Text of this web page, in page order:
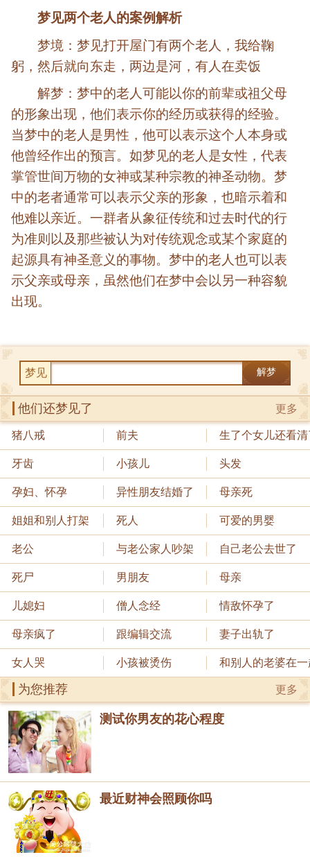
梦见两个老人的案例解析
梦境：梦见打开屋门有两个老人，我给鞠
躬，然后就向东走，两边是河，有人在卖饭
解梦：梦中的老人可能以你的前辈或祖父母
的形象出现，他们表示你的经历或获得的经验。
当梦中的老人是男性，他可以表示这个人本身或
他曾经作出的预言。如梦见的老人是女性，代表
掌管世间万物的女神或某种宗教的神圣动物。梦
中的老者通常可以表示父亲的形象，也暗示着和
他难以亲近。一群者从象征传统和过去时代的行
为准则以及那些被认为对传统观念或某个家庭的
起源具有神圣意义的事物。梦中的老人也可以表
示父亲或母亲，虽然他们在梦中会以另一种容貌
出现。
梦见 解梦
更多
他们还梦见了
猪八戒 前夫 生了个女儿还看
牙齿 小孩儿 头发
孕妇、怀孕 异性朋友结婚了 母亲死
姐姐和别人打架 死人 可爱的男婴
老公 与老公家人吵架 自己老公去世了
死尸 男朋友 母亲
儿媳妇 僧人念经 情敌怀孕了
母亲疯了 跟编辑交流 妻子出轨了
女人哭 小孩被烫伤 和别人的老婆在一
更多
为您推荐
测试你男友的花心程度
最近财神会照顾你吗